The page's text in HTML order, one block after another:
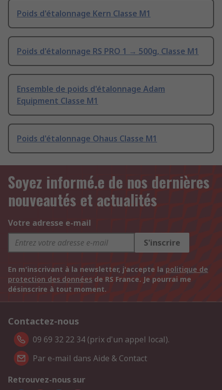
Poids d'étalonnage Kern Classe M1
Poids d'étalonnage RS PRO 1 → 500g, Classe M1
Ensemble de poids d'étalonnage Adam
Equipment Classe M1
Poids d'étalonnage Ohaus Classe M1
Soyez informé.e de nos dernières
nouveautés et actualités
Votre adresse e-mail
S'inscrire
En m'inscrivant à la newsletter, j'accepte la politique de
protection des données de RS France. Je pourrai me
désinscrire à tout moment.
Contactez-nous
09 69 32 22 34 (prix d'un appel local).
Par e-mail dans Aide & Contact
Retrouvez-nous sur